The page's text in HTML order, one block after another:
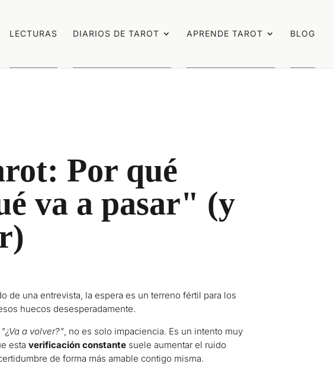
LECTURAS DIARIOS DE TAROT APRENDE TAROT BLOG
Por qué
va a pasar" (y
de una entrevista, la espera es un terreno fértil para los
huecos desesperadamente.
a volver?" , no es solo impaciencia. Es un intento muy
estaverificación constante suele aumentar el ruido
de forma más amable contigo misma.